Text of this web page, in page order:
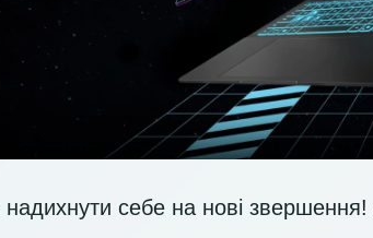
надихнути себе на нові